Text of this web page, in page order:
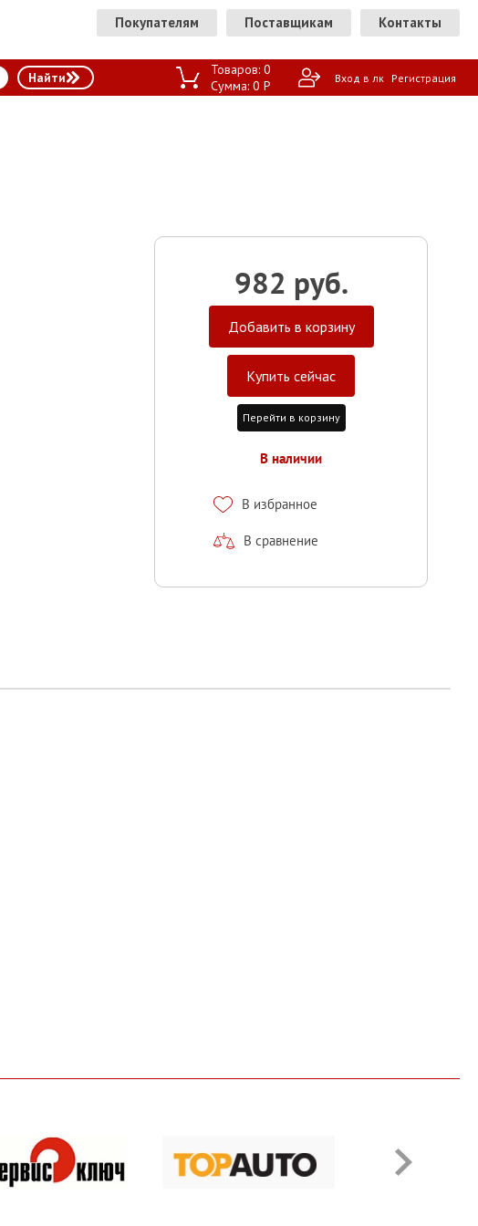
Покупателям Поставщикам Контакты
Товаров: 0
Сумма: 0 P Вход в лк Регистрация
982 руб.
Добавить в корзину
Купить сейчас
Перейти в корзину
В наличии
В избранное
В сравнение